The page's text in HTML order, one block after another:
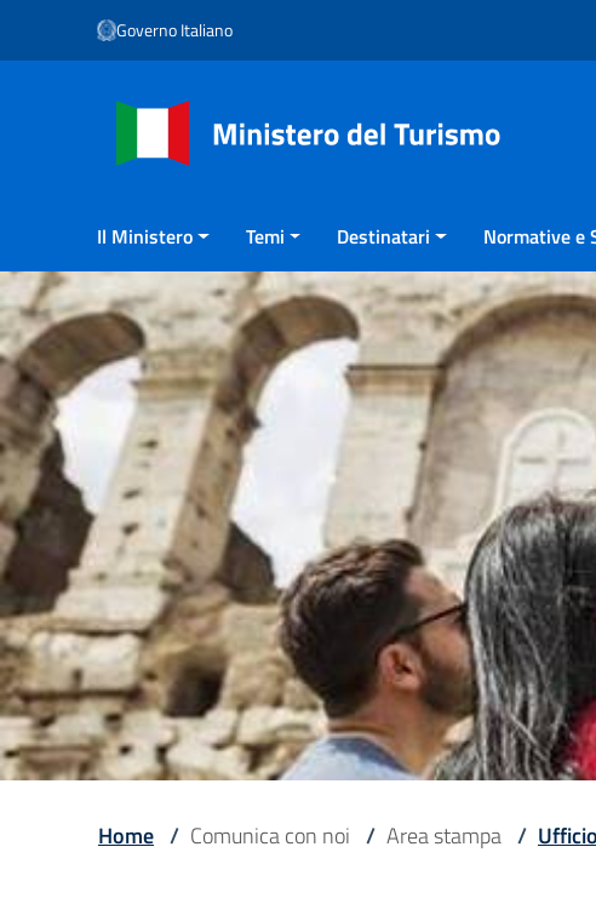
Vai ai contenuti
Vai al menu di navigazione
Governo Italiano
Il Ministero Temi Destinatari Normative e
Home / Comunica con noi / Area stampa /